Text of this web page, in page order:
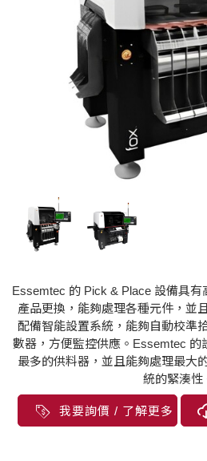
Essemtec 的 Pick & Place 設備具
產品更換，能夠處理各種元件，並
配備智能設置系統，能夠自動校準
數器，方便監控供應。Essemtec 的
最多的供料器，並且能夠處理最大
統的緊湊性
我要詢價 / 了解更多